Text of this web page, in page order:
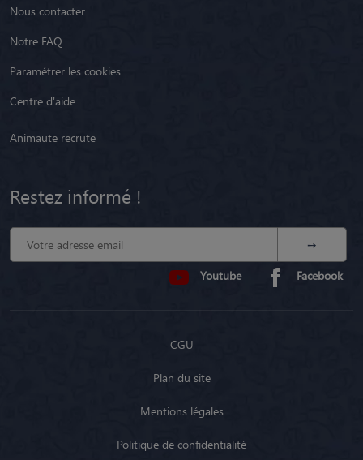
Nous contacter
Notre FAQ
Paramétrer les cookies
Centre d'aide
Animaute recrute
Restez informé !
Youtube Facebook
CGU
Plan du site
Mentions légales
Politique de confidentialité